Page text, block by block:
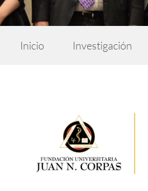
Inicio Investigación